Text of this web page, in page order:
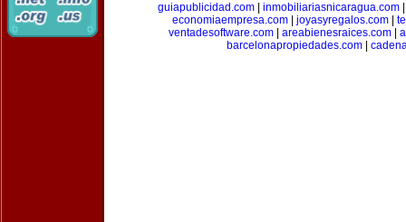
guiapublicidad.com
inmobiliariasnicaragua.com
economiaempresa.com
joyasyregalos.com
ventadesoftware.com| areabienesraices.com|
barcelonapropiedades.com